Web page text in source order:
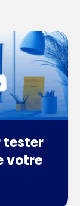
tester
votre